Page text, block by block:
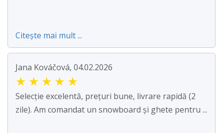
Citește mai mult ...
Jana Kováčová, 04.02.2026
★ ★ ★ ★ ★
Selecție excelentă, prețuri bune, livrare rapidă (2
zile). Am comandat un snowboard și ghete pentru ...